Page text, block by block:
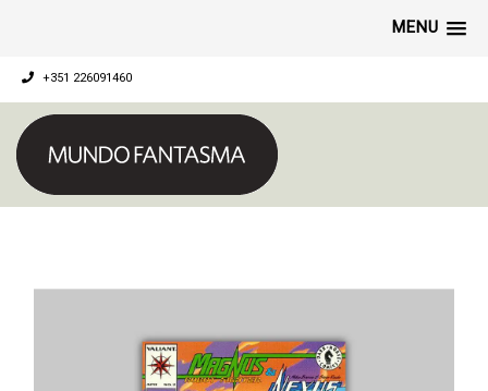
MENU
+351 226091460